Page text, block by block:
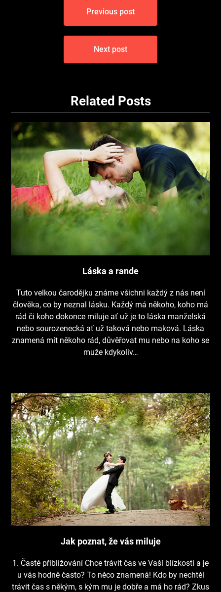
příspěvek
Previous post
Next post
Related Posts
Láska a rande
Tuto velkou čarodějku známe všichni každý z nás není
člověka, co by neznal lásku. Každý má někoho, koho má
rád či koho dokonce miluje ať už je to láska manželská
nebo sourozenecká ať už taková nebo maková. Láska
znamená mít někoho rád, důvěřovat mu nebo na koho se
muže kdykoliv…
Jak poznat, že vás miluje
1. Časté přibližování Chce trávit čas ve Vaší blízkosti a je
u vás hodně často? To něco znamená! Kdo by nechtěl
trávit čas s někým, s kým mu je dobře a má ho rád? Zkus